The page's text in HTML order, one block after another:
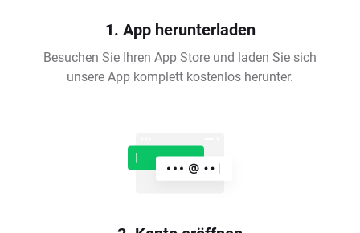
1. App herunterladen
Besuchen Sie Ihren App Store und laden Sie sich
unsere App komplett kostenlos herunter.